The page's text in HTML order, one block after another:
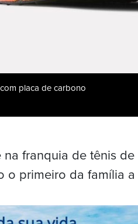
placa de carbono
na franquia de tênis
o primeiro da família